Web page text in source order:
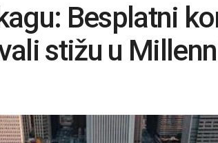
Besplatni
stižu u